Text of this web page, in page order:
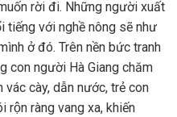
rời đi. Những người xuất
tiếng với nghề nông sẽ như
ở đó. Trên nền bức tranh
con người Hà Giang chăm
cày, dẫn nước, trẻ con
rộn ràng vang xa, khiến